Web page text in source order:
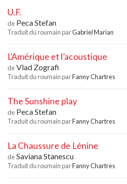
U.F.
de Peca Stefan
Traduit du roumain parGabriel Marian
L’Amérique et l’acoustique
deVlad Zografi
Traduit du roumain parFanny Chartres
The Sunshine play
de Peca Stefan
Traduit du roumain parFanny Chartres
La Chaussure de Lénine
deSaviana Stanescu
Traduit du roumain parFanny Chartres